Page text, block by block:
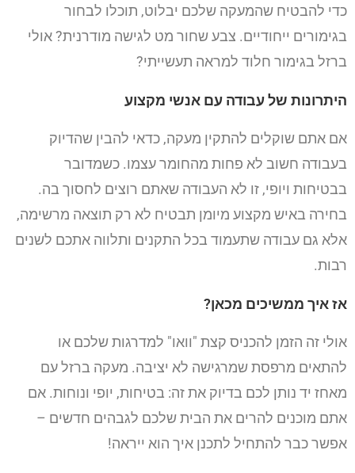
כדי להבטיח שהמעקה שלכם יבלוט, תוכלו לבחור
בגימורים ייחודיים. צבע שחור מט לגישה מודרנית? אולי
ברזל בגימור חלוד למראה תעשייתי?
היתרונות של עבודה עם אנשי מקצוע
אם אתם שוקלים להתקין מעקה, כדאי להבין שהדיוק
בעבודה חשוב לא פחות מהחומר עצמו. כשמדובר
בבטיחות ויופי, זו לא העבודה שאתם רוצים לחסוך בה.
בחירה באיש מקצוע מיומן תבטיח לא רק תוצאה מרשימה,
אלא גם עבודה שתעמוד בכל התקנים ותלווה אתכם לשנים
רבות.
אז איך ממשיכים מכאן?
אולי זה הזמן להכניס קצת "וואו" למדרגות שלכם או
להתאים מרפסת שמרגישה לא יציבה. מעקה ברזל עם
מאחז יד נותן לכם בדיוק את זה: בטיחות, יופי ונוחות. אם
אתם מוכנים להרים את הבית שלכם לגבהים חדשים –
אפשר כבר להתחיל לתכנן איך הוא ייראה!